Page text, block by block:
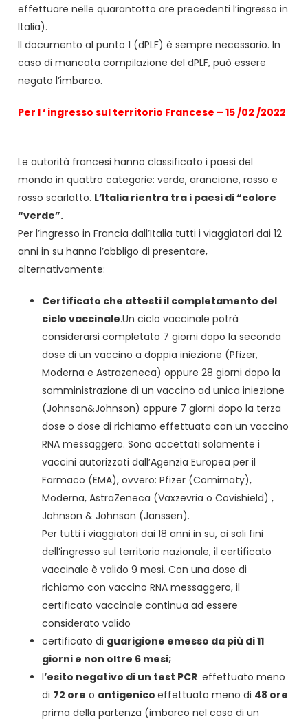
effettuare nelle quarantotto ore precedenti l’ingresso in
Italia).
Il documento al punto 1 (dPLF) è sempre necessario. In
caso di mancata compilazione del dPLF, può essere
negato l’imbarco.
Per l ‘ ingresso sul territorio Francese – 15 /02 /2022
Le autorità francesi hanno classificato i paesi del
mondo in quattro categorie: verde, arancione, rosso e
rosso scarlatto. L’Italia rientra tra i paesi di “colore
“verde”.
Per l’ingresso in Francia dall’Italia tutti i viaggiatori dai 12
anni in su hanno l’obbligo di presentare,
alternativamente:
Certificato che attesti il completamento del
ciclo vaccinale.Un ciclo vaccinale potrà
considerarsi completato 7 giorni dopo la seconda
dose di un vaccino a doppia iniezione (Pfizer,
Moderna e Astrazeneca) oppure 28 giorni dopo la
somministrazione di un vaccino ad unica iniezione
(Johnson&Johnson) oppure 7 giorni dopo la terza
dose o dose di richiamo effettuata con un vaccino
RNA messaggero. Sono accettati solamente i
vaccini autorizzati dall’Agenzia Europea per il
Farmaco (EMA), ovvero: Pfizer (Comirnaty),
Moderna, AstraZeneca (Vaxzevria o Covishield) ,
Johnson & Johnson (Janssen).
Per tutti i viaggiatori dai 18 anni in su, ai soli fini
dell’ingresso sul territorio nazionale, il certificato
vaccinale è valido 9 mesi. Con una dose di
richiamo con vaccino RNA messaggero, il
certificato vaccinale continua ad essere
considerato valido
certificato di guarigione emesso da più di 11
giorni e non oltre 6 mesi;
l’esito negativo di un test PCR effettuato meno
di 72 ore o antigenico effettuato meno di 48 ore
prima della partenza (imbarco nel caso di un